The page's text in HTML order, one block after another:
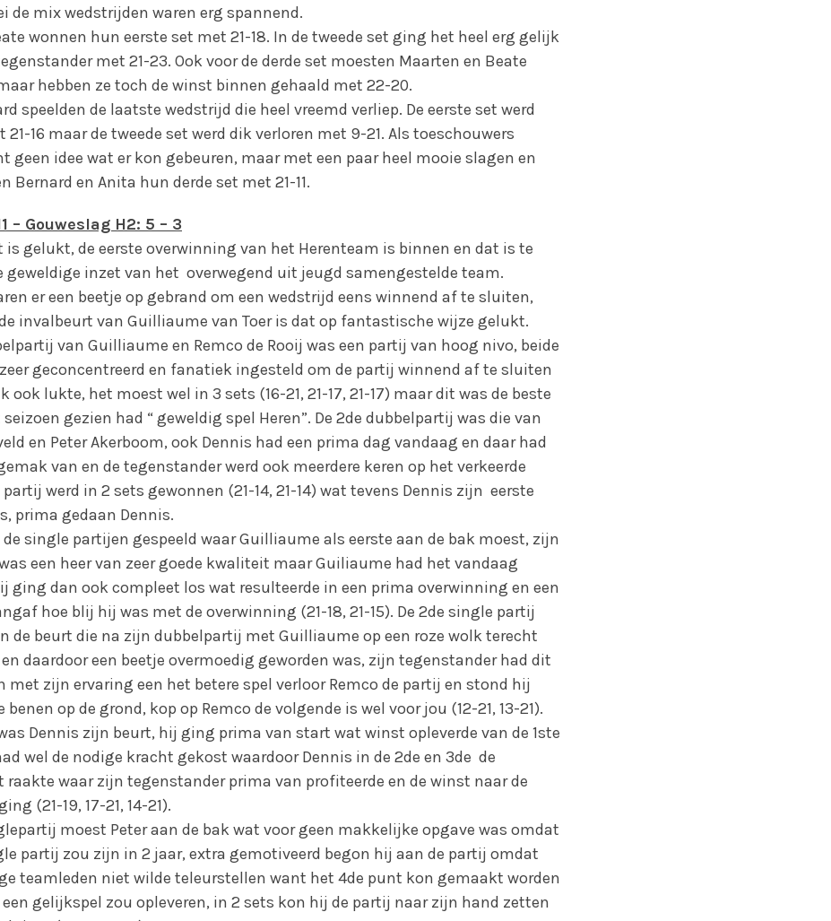
de mix wedstrijden waren erg spannend.
wonnen hun eerste set met 21-18. In de tweede set ging het heel erg gelijk
met 21-23. Ook voor de derde set moesten Maarten en Beate
hebben ze toch de winst binnen gehaald met 22-20.
speelden de laatste wedstrijd die heel vreemd verliep. De eerste set werd
16 maar de tweede set werd dik verloren met 9-21. Als toeschouwers
geen idee wat er kon gebeuren, maar met een paar heel mooie slagen en
Bernard en Anita hun derde set met 21-11.
– Gouweslag H2: 5 – 3
is gelukt, de eerste overwinning van het Herenteam is binnen en dat is te
geweldige inzet van het overwegend uit jeugd samengestelde team.
er een beetje op gebrand om een wedstrijd eens winnend af te sluiten,
invalbeurt van Guilliaume van Toer is dat op fantastische wijze gelukt.
van Guilliaume en Remco de Rooij was een partij van hoog nivo, beide
geconcentreerd en fanatiek ingesteld om de partij winnend af te sluiten
lukte, het moest wel in 3 sets (16-21, 21-17, 21-17) maar dit was de beste
gezien had “ geweldig spel Heren”. De 2de dubbelpartij was die van
en Peter Akerboom, ook Dennis had een prima dag vandaag en daar had
van en de tegenstander werd ook meerdere keren op het verkeerde
partij werd in 2 sets gewonnen (21-14, 21-14) wat tevens Dennis zijn eerste
prima gedaan Dennis.
de single partijen gespeeld waar Guilliaume als eerste aan de bak moest, zijn
een heer van zeer goede kwaliteit maar Guiliaume had het vandaag
ging dan ook compleet los wat resulteerde in een prima overwinning en een
hoe blij hij was met de overwinning (21-18, 21-15). De 2de single partij
de beurt die na zijn dubbelpartij met Guilliaume op een roze wolk terecht
daardoor een beetje overmoedig geworden was, zijn tegenstander had dit
met zijn ervaring een het betere spel verloor Remco de partij en stond hij
benen op de grond, kop op Remco de volgende is wel voor jou (12-21, 13-21).
Dennis zijn beurt, hij ging prima van start wat winst opleverde van de 1ste
wel de nodige kracht gekost waardoor Dennis in de 2de en 3de de
raakte waar zijn tegenstander prima van profiteerde en de winst naar de
(21-19, 17-21, 14-21).
moest Peter aan de bak wat voor geen makkelijke opgave was omdat
partij zou zijn in 2 jaar, extra gemotiveerd begon hij aan de partij omdat
teamleden niet wilde teleurstellen want het 4de punt kon gemaakt worden
gelijkspel zou opleveren, in 2 sets kon hij de partij naar zijn hand zetten